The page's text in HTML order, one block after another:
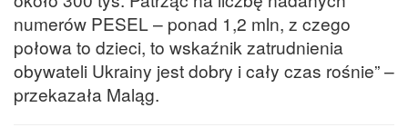
numerów PESEL – ponad 1,2 mln, z czego
połowa to dzieci, to wskaźnik zatrudnienia
obywateli Ukrainy jest dobry i cały czas rośnie” –
przekazała Maląg.